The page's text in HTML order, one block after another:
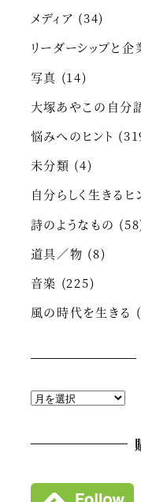
メディア (34)
リーダーシップと
写真 (14)
大塚あやこの自分
悩みへのヒント
未分類 (4)
自分らしく生きるヒ
詩のようなもの
道具／物 (8)
音楽 (225)
風の時代を生きる
ア
ブ